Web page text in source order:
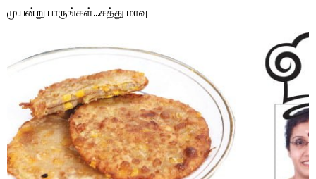
முயன்று பாருங்கள்…சத்து மாவு